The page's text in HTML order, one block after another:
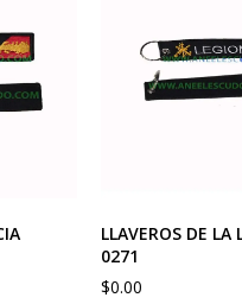
LLAVEROS DE LA
0271
$0.00